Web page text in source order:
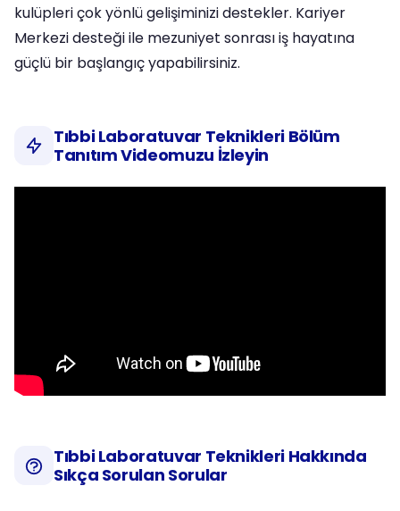
kulüpleri çok yönlü gelişiminizi destekler. Kariyer
Merkezi desteği ile mezuniyet sonrası iş hayatına
güçlü bir başlangıç yapabilirsiniz.
Tıbbi Laboratuvar Teknikleri Bölüm
Tanıtım Videomuzu İzleyin
Tıbbi Laboratuvar Teknikleri Hakkında
Sıkça Sorulan Sorular